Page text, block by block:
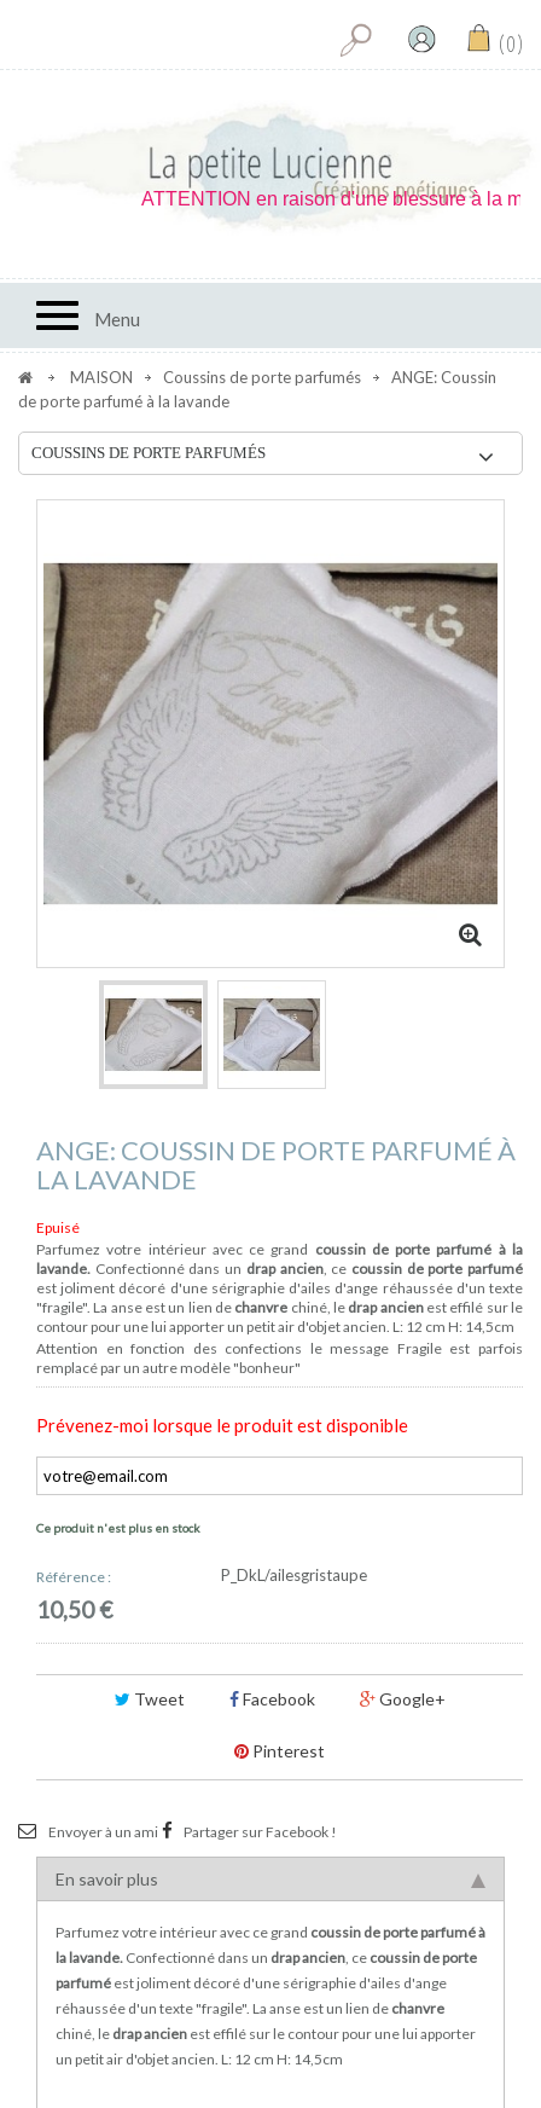
0
Toggle navigation
Menu
ATTENTION en raison d'une blessure à la
MAISON Coussins de porte parfumés
ANGE: Coussin
de porte parfumé à la lavande
COUSSINS DE PORTE PARFUMÉS
ANGE: COUSSIN DE PORTE PARFUMÉ À
LA LAVANDE
Epuisé
Parfumez votre intérieur avec ce grand coussin de porte parfumé à la
lavande. Confectionné dans un drap ancien, ce coussin de porte parfumé
est joliment décoré d'une sérigraphie d'ailes d'ange réhaussée d'un texte
"fragile". La anse est un lien de chanvre chiné, le drap ancienest effilé sur le
contour pour une lui apporter un petit air d'objet ancien. L: 12 cm H: 14,5cm
Attention en fonction des confections le message Fragile est parfois
remplacé par un autre modèle "bonheur"
Prévenez-moi lorsque le produit est disponible
Ce produit n'est plus en stock
Référence : P_DkL/ailesgristaupe
10,50 €
Tweet Facebook Google+
Pinterest
Envoyer à un ami Partager sur Facebook !
En savoir plus
Parfumez votre intérieur avec ce grand coussin de porte parfumé à
la lavande. Confectionné dans un drap ancien , ce coussin de porte
parfumé est joliment décoré d'une sérigraphie d'ailes d'ange
réhaussée d'un texte "fragile". La anse est un lien de chanvre
chiné, le drap ancien est effilé sur le contour pour une lui apporter
un petit air d'objet ancien. L: 12 cm H: 14,5cm